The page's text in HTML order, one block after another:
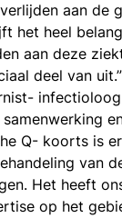
aan de
het heel
aan deze
deel van
Q- koorts is
van
Het heeft
op het